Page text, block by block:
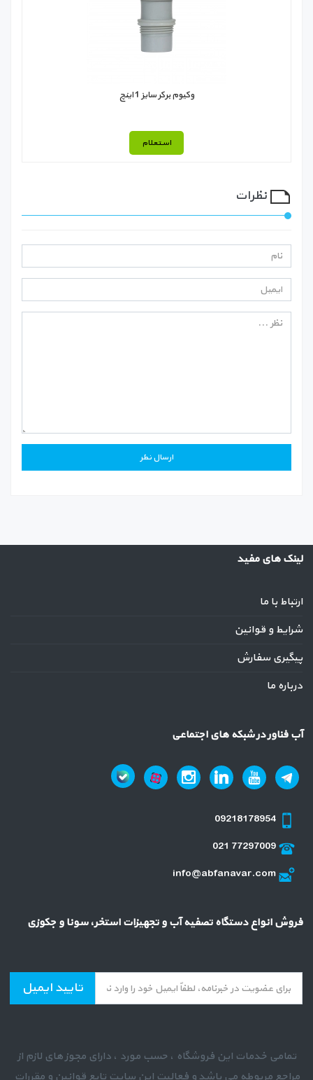
وکیوم برکر سایز 1 اینچ
استعلام
نظرات
لینک های مفید
ارتباط با ما
شرایط و قوانین
پیگیری سفارش
درباره ما
آب فناور در شبکه های اجتماعی
09218178954
021 77297009
info@abfanavar.com
فروش انواع دستگاه تصفیه آب و تجهیزات استخر، سونا و جکوزی
تایید ایمیل
تمامی خدمات این فروشگاه ، حسب مورد ، دارای مجوز های لازم از